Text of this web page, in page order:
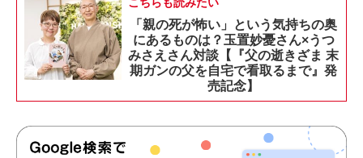
「親の死が怖い」という気持ちの奥
にあるものは？玉置妙憂さん×うつ
みさえさん対談【『父の逝きざま 末
期ガンの父を自宅で看取るまで』発
売記念】